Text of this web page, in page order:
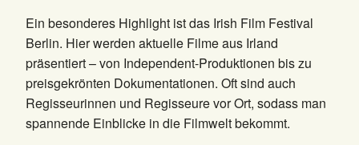
Ein besonderes Highlight ist das Irish Film Festival
Berlin. Hier werden aktuelle Filme aus Irland
präsentiert – von Independent-Produktionen bis zu
preisgekrönten Dokumentationen. Oft sind auch
Regisseurinnen und Regisseure vor Ort, sodass man
spannende Einblicke in die Filmwelt bekommt.